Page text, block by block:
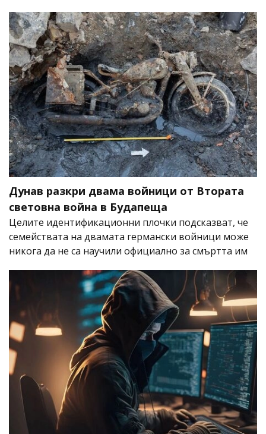
Дунав разкри двама войници от Втората
световна война в Будапеща
Целите идентификационни плочки подсказват, че
семействата на двамата германски войници може
никога да не са научили официално за смъртта им